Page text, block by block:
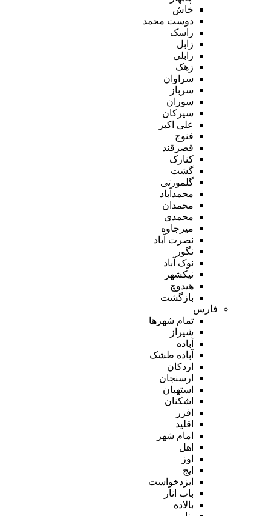
خاش
دوست محمد
راسک
زابل
زابلی
زهک
سراوان
سرباز
سوران
سیرکان
علی اکبر
فنوج
قصرقند
کنارک
گشت
گلمورتی
محمدآباد
محمدان
محمدی
میرجاوه
نصرت آباد
نگور
نوک آباد
نیکشهر
هیدوچ
بازگشت
فارس
تمام شهر‌ها
شیراز
آباده
آباده طشک
اردکان
ارسنجان
استهبان
اشکنان
افزر
اقلید
امام شهر
اهل
اوز
ایج
ایزدخواست
باب انار
بالاده